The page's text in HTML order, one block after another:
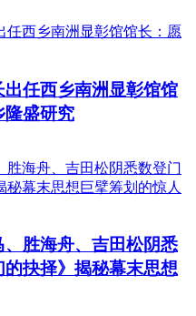
任西乡南洲显彰馆馆
隆盛研究
、胜海舟、吉田松阴悉
抉择》揭秘幕末思想